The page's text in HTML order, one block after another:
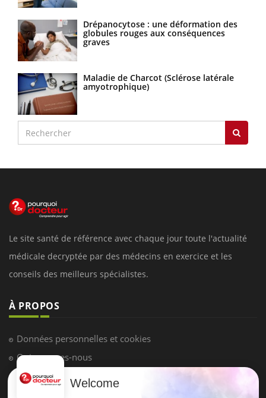
Drépanocytose : une déformation des
globules rouges aux conséquences
graves
Maladie de Charcot (Sclérose latérale
amyotrophique)
Le site santé de référence avec chaque jour toute l'actualité
médicale decryptée par des médecins en exercice et les
conseils des meilleurs spécialistes.
À PROPOS
Données personnelles et cookies
Qui sommes-nous
Conditions d'utilisation
Welcome